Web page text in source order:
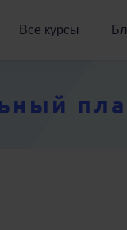
Все курсы